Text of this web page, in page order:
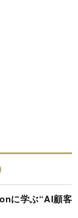
に学ぶ“AI顧客